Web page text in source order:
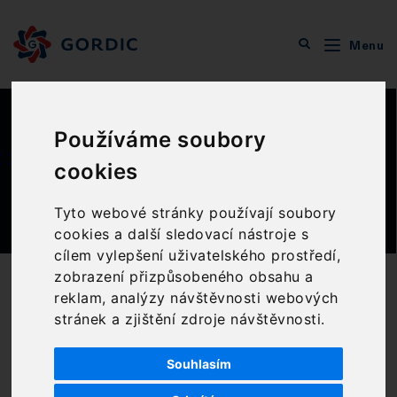
Používáme soubory
cookies
Tyto webové stránky používají soubory
cookies a další sledovací nástroje s
cílem vylepšení uživatelského prostředí,
zobrazení přizpůsobeného obsahu a
reklam, analýzy návštěvnosti webových
stránek a zjištění zdroje návštěvnosti.
Souhlasím
Menu
Veřejná správa Digitální služby Otevřený úřad
Otevřený úřad
CO VÁM PŘINÁŠÍME?
Transparentnost, efektivita, otevřenost i
důvěryhodnost vašeho úřadu. To vše při zachování
naprosté informační bezpečnosti. Zpřístupněte
občanům vybrané informace a dokumenty online v